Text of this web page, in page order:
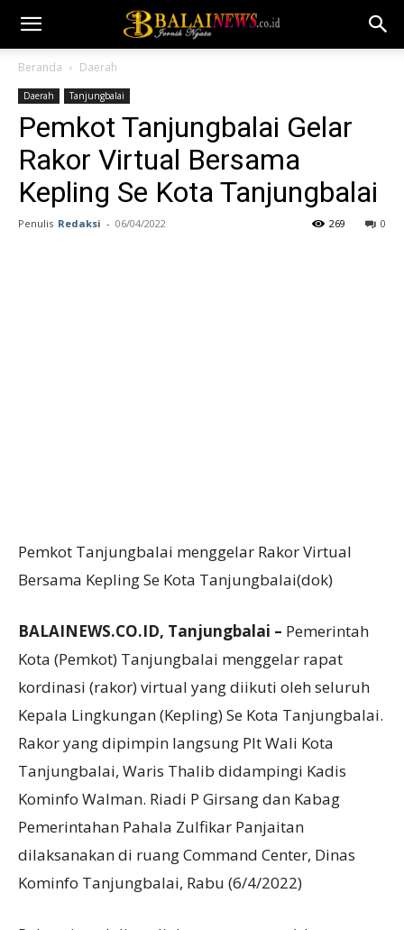
Beranda Daerah
Daerah Tanjungbalai
Pemkot Tanjungbalai Gelar
Rakor Virtual Bersama
Kepling Se Kota Tanjungbalai
Penulis Redaksi - 06/04/2022 0
269
Pemkot Tanjungbalai menggelar Rakor Virtual
Bersama Kepling Se Kota Tanjungbalai(dok)
BALAINEWS.CO.ID, Tanjungbalai – Pemerintah
Kota (Pemkot) Tanjungbalai menggelar rapat
kordinasi (rakor) virtual yang diikuti oleh seluruh
Kepala Lingkungan (Kepling) Se Kota Tanjungbalai.
Rakor yang dipimpin langsung Plt Wali Kota
Tanjungbalai, Waris Thalib didampingi Kadis
Kominfo Walman. Riadi P Girsang dan Kabag
Pemerintahan Pahala Zulfikar Panjaitan
dilaksanakan di ruang Command Center, Dinas
Kominfo Tanjungbalai, Rabu (6/4/2022)